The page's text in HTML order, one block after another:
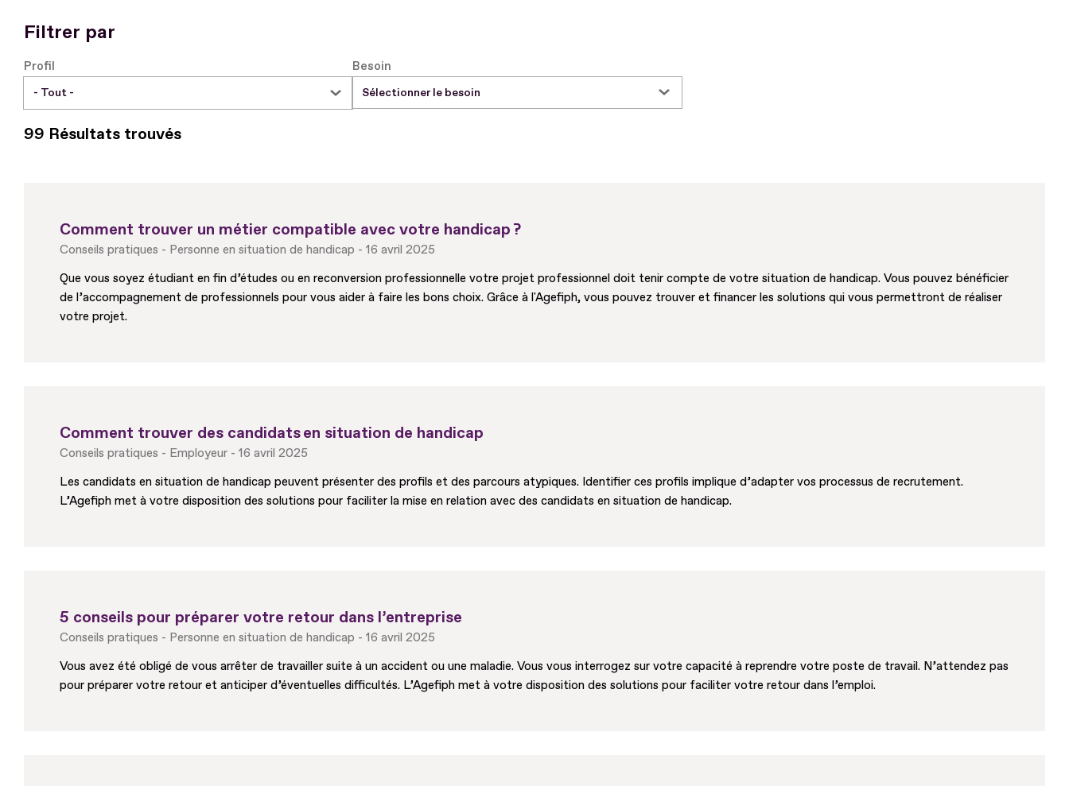
Filtrer par
Profil Besoin
Sélectionner le besoin
99 Résultats trouvés
Comment trouver un métier compatible avec votre handicap ?
Conseils pratiques Personne en situation de handicap
16 avril 2025
Que vous soyez étudiant en fin d’études ou en reconversion professionnelle votre projet professionnel doit tenir compte de votre situation de handicap. Vous pouvez bénéficier
de l’accompagnement de professionnels pour vous aider à faire les bons choix. Grâce à l'Agefiph, vous pouvez trouver et financer les solutions qui vous permettront de réaliser
votre projet.
Comment trouver des candidats en situation de handicap
Conseils pratiques Employeur
16 avril 2025
Les candidats en situation de handicap peuvent présenter des profils et des parcours atypiques. Identifier ces profils implique d’adapter vos processus de recrutement.
L’Agefiph met à votre disposition des solutions pour faciliter la mise en relation avec des candidats en situation de handicap.
5 conseils pour préparer votre retour dans l’entreprise
Conseils pratiques Personne en situation de handicap
16 avril 2025
Vous avez été obligé de vous arrêter de travailler suite à un accident ou une maladie. Vous vous interrogez sur votre capacité à reprendre votre poste de travail. N’attendez pas
pour préparer votre retour et anticiper d’éventuelles difficultés. L’Agefiph met à votre disposition des solutions pour faciliter votre retour dans l’emploi.